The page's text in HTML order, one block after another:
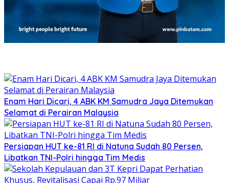
Enam Hari Dicari, 4 ABK KM Samudra Jaya Ditemukan
Selamat di Perairan Malaysia
Persiapan HUT ke-81 RI di Natuna Sudah 80 Persen,
Libatkan TNI-Polri hingga Tim Medis